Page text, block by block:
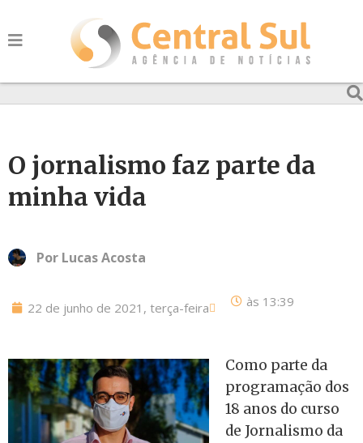
O jornalismo faz parte da
minha vida
Por Lucas Acosta
22 de junho de 2021, terça-feira às 13:39
Como parte da
programação dos
18 anos do curso
de Jornalismo da